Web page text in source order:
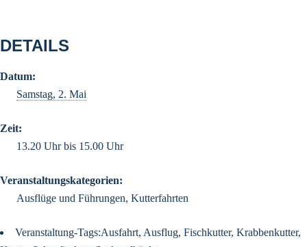
DETAILS
Datum:
Samstag, 2. Mai
Zeit:
13.20 Uhr bis 15.00 Uhr
Veranstaltungskategorien:
Ausflüge und Führungen, Kutterfahrten
Veranstaltung-Tags:Ausfahrt, Ausflug, Fischkutter, Krabbenkutter,